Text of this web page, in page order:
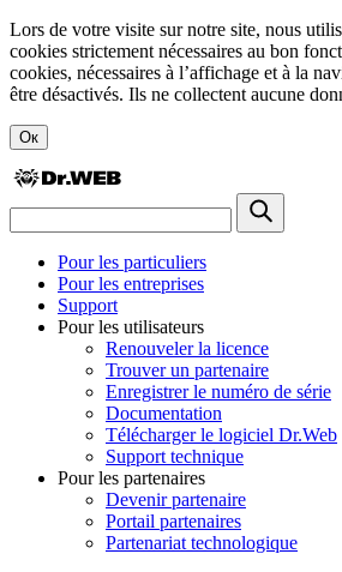
Lors de votre visite sur notre site, nous
cookies strictement nécessaires au bon
cookies, nécessaires à l’affichage et à la
être désactivés. Ils ne collectent aucune
Ок
Pour les particuliers
Pour les entreprises
Support
Pour les utilisateurs
Renouveler la licence
Trouver un partenaire
Enregistrer le numéro de série
Documentation
Télécharger le logiciel Dr.Web
Support technique
Pour les partenaires
Devenir partenaire
Portail partenaires
Partenariat technologique